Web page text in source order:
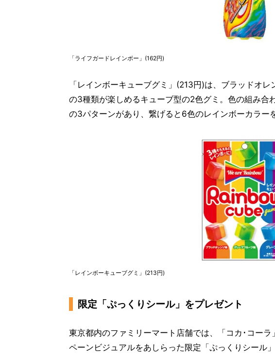
「ライフガードレインボー」(162円)
「レインボーキューブグミ」(213円)は、ブラッドオ
の3種類が楽しめるキューブ型の2色グミ。色の組み合
の3パターンがあり、繋げると6色のレインボーカラー
「レインボーキューブグミ」(213円)
限定「ぷっくりシール」をプレゼント
東京都内のファミリーマート店舗では、「コカ･コー
ペーンビジュアルをあしらった限定「ぷっくりシール